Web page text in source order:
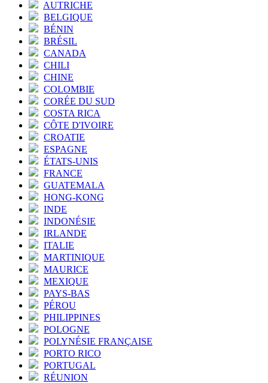
AUTRICHE
BELGIQUE
BÉNIN
BRÉSIL
CANADA
CHILI
CHINE
COLOMBIE
CORÉE DU SUD
COSTA RICA
CÔTE D'IVOIRE
CROATIE
ESPAGNE
ÉTATS-UNIS
FRANCE
GUATEMALA
HONG-KONG
INDE
INDONÉSIE
IRLANDE
ITALIE
MARTINIQUE
MAURICE
MEXIQUE
PAYS-BAS
PÉROU
PHILIPPINES
POLOGNE
POLYNÉSIE FRANÇAISE
PORTO RICO
PORTUGAL
RÉUNION